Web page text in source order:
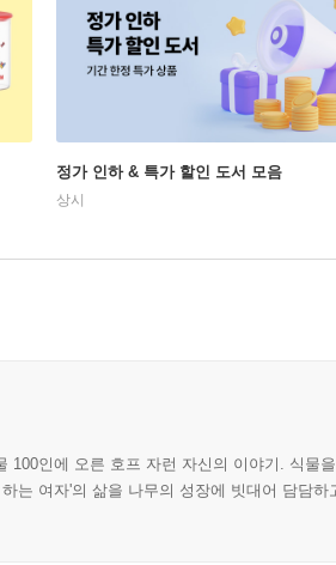
정가 인하 & 특가 할인 도서 모음
상시
100인에 오른 호프 자런 자신의 이야기. 식물
는 여자'의 삶을 나무의 성장에 빗대어 담담하